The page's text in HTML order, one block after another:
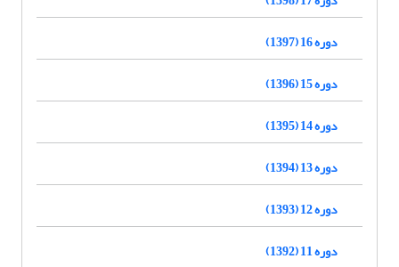
دوره 16 (1397)
دوره 15 (1396)
دوره 14 (1395)
دوره 13 (1394)
دوره 12 (1393)
دوره 11 (1392)